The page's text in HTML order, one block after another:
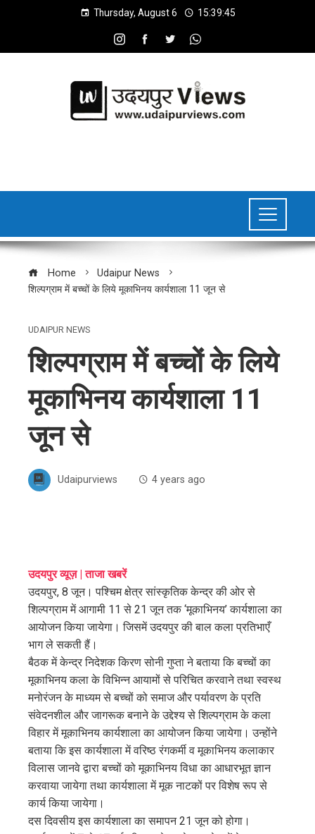
Thursday, August 6 15:39:45
Home
Udaipur News
शिल्पग्राम में बच्चों के लिये मूकाभिनय कार्यशाला 11 जून से
UDAIPUR NEWS
शिल्पग्राम में बच्चों के लिये
मूकाभिनय कार्यशाला 11
जून से
Udaipurviews 4 years ago
उदयपुर व्यूज़ | ताजा खबरें
उदयपुर, 8 जून। पश्चिम क्षेत्र सांस्कृतिक केन्द्र की ओर से
शिल्पग्राम में आगामी 11 से 21 जून तक ‘मूकाभिनय’ कार्यशाला का
आयोजन किया जायेगा। जिसमें उदयपुर की बाल कला प्रतिभाएँ
भाग ले सकती हैं।
बैठक में केन्द्र निदेशक किरण सोनी गुप्ता ने बताया कि बच्चों का
मूकाभिनय कला के विभिन्न आयामों से परिचित करवाने तथा स्वस्थ
मनोरंजन के माध्यम से बच्चों को समाज और पर्यावरण के प्रति
संवेदनशील और जागरूक बनाने के उद्देश्य से शिल्पग्राम के कला
विहार में मूकाभिनय कार्यशाला का आयोजन किया जायेगा। उन्होंने
बताया कि इस कार्यशाला में वरिष्ठ रंगकर्मी व मूकाभिनय कलाकार
विलास जानवे द्वारा बच्चों को मूकाभिनय विधा का आधारभूत ज्ञान
करवाया जायेगा तथा कार्यशाला में मूक नाटकों पर विशेष रूप से
कार्य किया जायेगा।
दस दिवसीय इस कार्यशाला का समापन 21 जून को होगा।